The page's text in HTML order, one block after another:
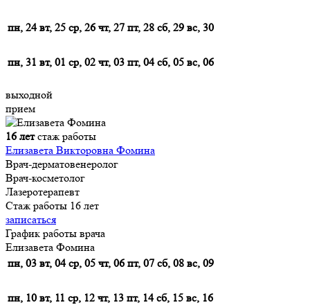
пн, 24 вт, 25 ср, 26 чт, 27 пт, 28 сб, 29 вс, 30
пн, 31 вт, 01 ср, 02 чт, 03 пт, 04 сб, 05 вс, 06
выходной
прием
16 летстаж работы
Елизавета Викторовна Фомина
Врач-дерматовенеролог
Врач-косметолог
Лазеротерапевт
Стаж работы 16 лет
записаться
График работы врача
Елизавета Фомина
пн, 03 вт, 04 ср, 05 чт, 06 пт, 07 сб, 08 вс, 09
пн, 10 вт, 11 ср, 12 чт, 13 пт, 14 сб, 15 вс, 16